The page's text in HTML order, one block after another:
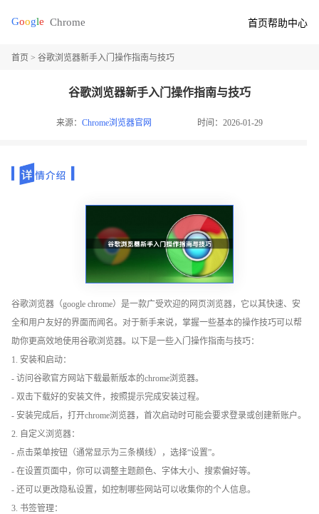
首页帮助中心
首页 > 谷歌浏览器新手入门操作指南与技巧
谷歌浏览器新手入门操作指南与技巧
来源：Chrome浏览器官网 时间：2026-01-29
谷歌浏览器（google chrome）是一款广受欢迎的网页浏览器，它以其快速、安
全和用户友好的界面而闻名。对于新手来说，掌握一些基本的操作技巧可以帮
助你更高效地使用谷歌浏览器。以下是一些入门操作指南与技巧：
1. 安装和启动：
- 访问谷歌官方网站下载最新版本的chrome浏览器。
- 双击下载好的安装文件，按照提示完成安装过程。
- 安装完成后，打开chrome浏览器，首次启动时可能会要求登录或创建新账户。
2. 自定义浏览器：
- 点击菜单按钮（通常显示为三条横线），选择“设置”。
- 在设置页面中，你可以调整主题颜色、字体大小、搜索偏好等。
- 还可以更改隐私设置，如控制哪些网站可以收集你的个人信息。
3. 书签管理：